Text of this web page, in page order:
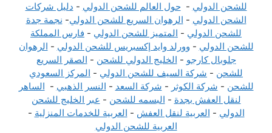
للشحن الدولي -حول العالم للشحن الدولي - دليل شركات
الشحن الدولي - الرهوان السريع للشحن الدولي- نجمة جدة
للشحن الدولي - المتميز للشحن الدولي - فارس المملكة
للشحن الدولي - وورلد وايد إكسبريس للشحن الدولي - الرهوان
جلوبال كارجو - الخليج الدولي للشحن - الصقر السريع
للشحن - شركة السيف للشحن الدولي - المركز السعودي
للشحن - شركة الكوثر - شركة السعد - النسر الذهبي - الساهر
لنقل العفش بجدة - البسمه للشحن - عبر الخليج للشحن
الدولي - العربية لنقل العفش - العربية للخدمات المنزلية -
العربية للشحن الدولي